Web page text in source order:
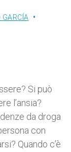
GARCÍA
Si può
l’ansia?
da droga
con
Quando c’è